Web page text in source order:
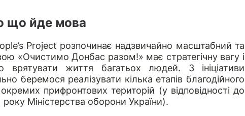
що йде мова
Project розпочинає надзвичайно масштабний та
«Очистимо Донбас разом!» має стратегічну вагу і
врятувати життя багатьох людей. З ініціативи
беремося реалізувати кілька етапів благодійного
прифронтових територій (у відповідності до
Міністерства оборони України).